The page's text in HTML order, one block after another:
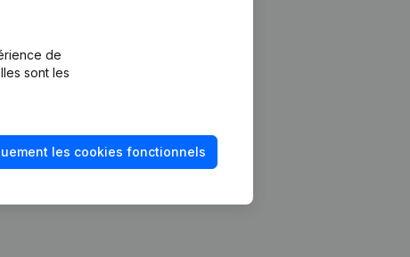
de
sont les
les cookies fonctionnels
annuels
solvabilité